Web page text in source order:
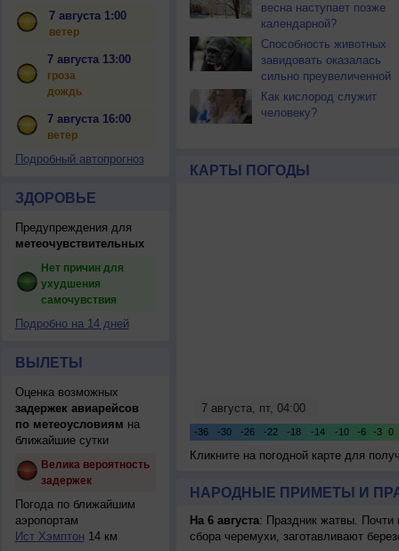
7 августа 1:00
ветер
7 августа 13:00
гроза
дождь
7 августа 16:00
ветер
Подробный автопрогноз
ЗДОРОВЬЕ
Предупреждения для
метеочувствительных
Нет причин для
ухудшения
самочувствия
Подробно на 14 дней
ВЫЛЕТЫ
Оценка возможных
задержек авиарейсов
по метеоусловиям на
ближайшие сутки
Велика вероятность
задержек
Погода по ближайшим
аэропортам
Ист Хэмптон 14 км
весна наступает позже
календарной?
Способность животных
завидовать оказалась
сильно преувеличенной
Как кислород служит
человеку?
КАРТЫ ПОГОДЫ
Кликните на погодной карте для
НАРОДНЫЕ ПРИМЕТЫ И
На 6 августа: Праздник жатвы. Почти
сбора черемухи, заготавливают